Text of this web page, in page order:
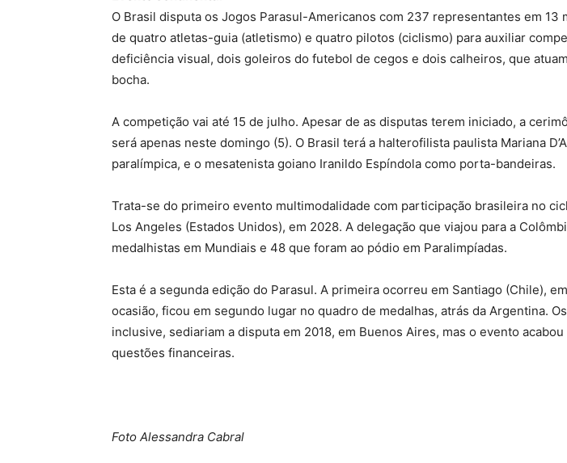
O Brasil disputa os Jogos Parasul-Americanos com 237 representantes em 13
de quatro atletas-guia (atletismo) e quatro pilotos (ciclismo) para auxiliar
deficiência visual, dois goleiros do futebol de cegos e dois calheiros, que
bocha.
A competição vai até 15 de julho. Apesar de as disputas terem iniciado, a
será apenas neste domingo (5). O Brasil terá a halterofilista paulista Mariana
paralímpica, e o mesatenista goiano Iranildo Espíndola como porta-bandeiras.
Trata-se do primeiro evento multimodalidade com participação brasileira no
Los Angeles (Estados Unidos), em 2028. A delegação que viajou para a
medalhistas em Mundiais e 48 que foram ao pódio em Paralimpíadas.
Esta é a segunda edição do Parasul. A primeira ocorreu em Santiago (Chile),
ocasião, ficou em segundo lugar no quadro de medalhas, atrás da Argentina.
inclusive, sediariam a disputa em 2018, em Buenos Aires, mas o evento
questões financeiras.
Foto Alessandra Cabral